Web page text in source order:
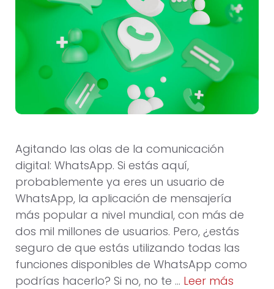
Agitando las olas de la comunicación
digital: WhatsApp. Si estás aquí,
probablemente ya eres un usuario de
WhatsApp, la aplicación de mensajería
más popular a nivel mundial, con más de
dos mil millones de usuarios. Pero, ¿estás
seguro de que estás utilizando todas las
funciones disponibles de WhatsApp como
podrías hacerlo? Si no, no te … Leer más